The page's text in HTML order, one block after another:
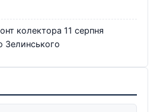
колектора 11 серпня
Зелинського